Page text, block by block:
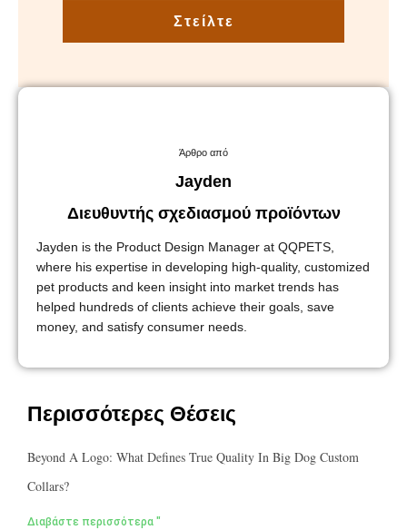
Στείλτε
Άρθρο από
Jayden
Διευθυντής σχεδιασμού προϊόντων
Jayden is the Product Design Manager at QQPETS,
where his expertise in developing high-quality, customized
pet products and keen insight into market trends has
helped hundreds of clients achieve their goals, save
money, and satisfy consumer needs.
Περισσότερες Θέσεις
Beyond A Logo: What Defines True Quality In Big Dog Custom
Collars?
Διαβάστε περισσότερα "